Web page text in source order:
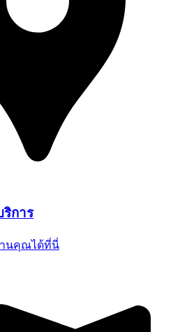
การ
านคุณได้ที่นี่